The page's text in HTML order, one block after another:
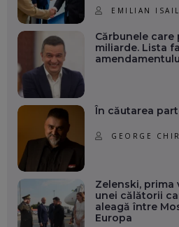
EMILIAN
Cărbunele care
miliarde. Lista
În căutarea
GEORGE
Zelenski, prima
unei călătorii
aleagă între
Europa